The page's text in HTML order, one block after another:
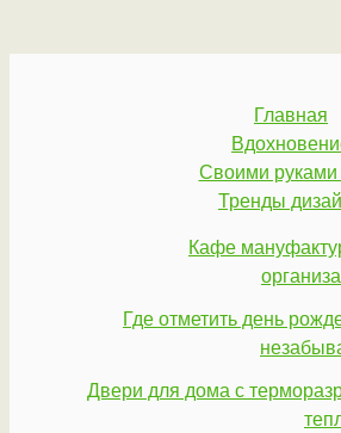
Главная
Своими руками
Тренды
Кафе
Где отметить день
Двери для дома с